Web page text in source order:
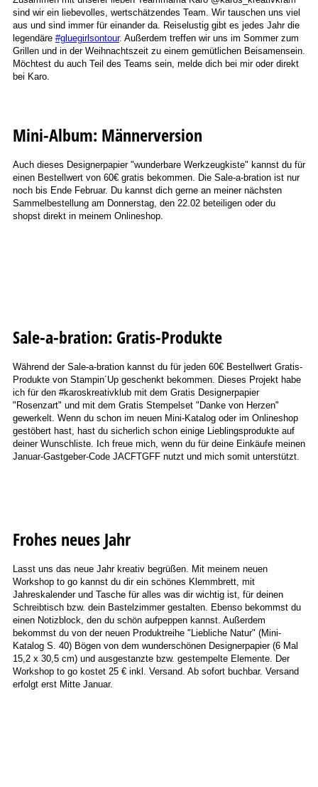
sind wir ein liebevolles, wertschätzendes Team. Wir tauschen uns viel
aus und sind immer für einander da. Reiselustig gibt es jedes Jahr die
legendäre #gluegirlsontour. Außerdem treffen wir uns im Sommer zum
Grillen und in der Weihnachtszeit zu einem gemütlichen Beisamensein.
Möchtest du auch Teil des Teams sein, melde dich bei mir oder direkt
bei Karo.
Mini-Album: Männerversion
Auch dieses Designerpapier "wunderbare Werkzeugkiste" kannst du für
einen Bestellwert von 60€ gratis bekommen. Die Sale-a-bration ist nur
noch bis Ende Februar. Du kannst dich gerne an meiner nächsten
Sammelbestellung am Donnerstag, den 22.02 beteiligen oder du
shopst direkt in meinem Onlineshop.
Sale-a-bration: Gratis-Produkte
Während der Sale-a-bration kannst du für jeden 60€ Bestellwert Gratis-
Produkte von Stampin´Up geschenkt bekommen. Dieses Projekt habe
ich für den #karoskreativklub mit dem Gratis Designerpapier
"Rosenzart" und mit dem Gratis Stempelset "Danke von Herzen"
gewerkelt. Wenn du schon im neuen Mini-Katalog oder im Onlineshop
gestöbert hast, hast du sicherlich schon einige Lieblingsprodukte auf
deiner Wunschliste. Ich freue mich, wenn du für deine Einkäufe meinen
Januar-Gastgeber-Code JACFTGFF nutzt und mich somit unterstützt.
Frohes neues Jahr
Lasst uns das neue Jahr kreativ begrüßen. Mit meinem neuen
Workshop to go kannst du dir ein schönes Klemmbrett, mit
Jahreskalender und Tasche für alles was dir wichtig ist, für deinen
Schreibtisch bzw. dein Bastelzimmer gestalten. Ebenso bekommst du
einen Notizblock, den du schön aufpeppen kannst. Außerdem
bekommst du von der neuen Produktreihe "Liebliche Natur" (Mini-
Katalog S. 40) Bögen von dem wunderschönen Designerpapier (6 Mal
15,2 x 30,5 cm) und ausgestanzte bzw. gestempelte Elemente. Der
Workshop to go kostet 25 € inkl. Versand. Ab sofort buchbar. Versand
erfolgt erst Mitte Januar.